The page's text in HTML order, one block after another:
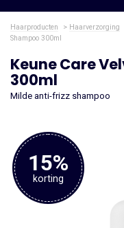
zoek
je?
Haarproducten > Haarverzorging
Shampoo 300ml
Keune Care
300ml
Milde anti-frizz shampoo
15%
korting